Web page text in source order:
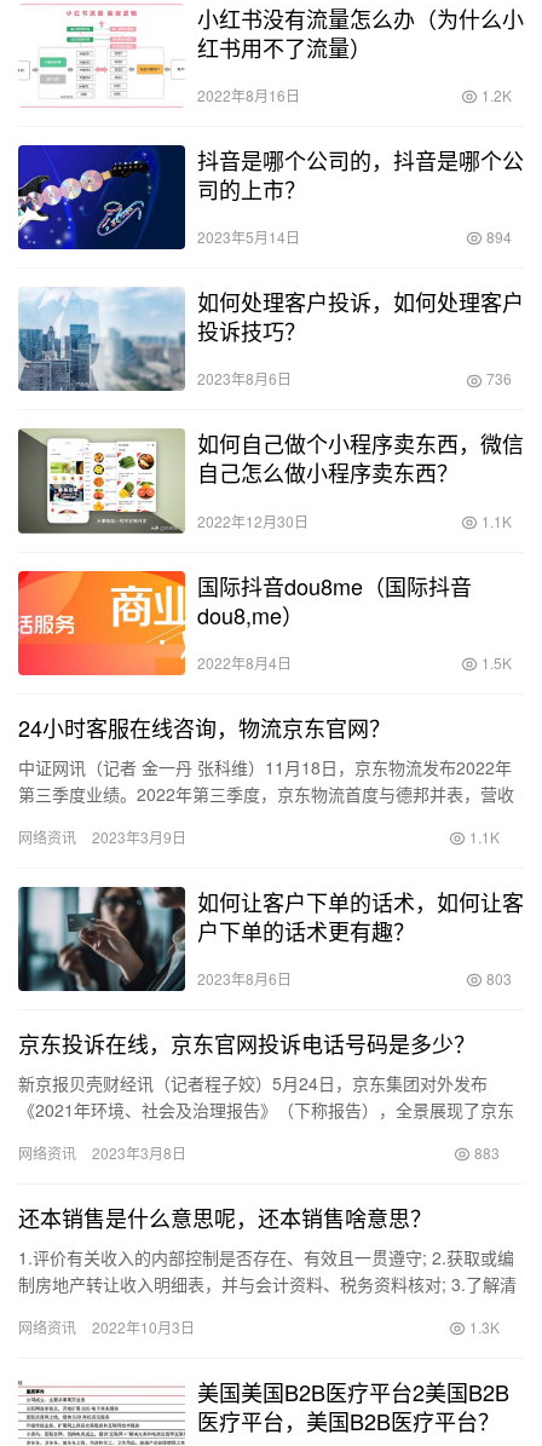
小红书没有流量怎么办（为什么小
红书用不了流量）
2022年8月16日 1.2K
抖音是哪个公司的，抖音是哪个公
司的上市？
2023年5月14日 894
如何处理客户投诉，如何处理客户
投诉技巧？
2023年8月6日 736
如何自己做个小程序卖东西，微信
自己怎么做小程序卖东西？
2022年12月30日 1.1K
国际抖音dou8me（国际抖音
dou8,me）
2022年8月4日 1.5K
24小时客服在线咨询，物流京东官网？
中证网讯（记者 金一丹 张科维）11月18日，京东物流发布2022年
第三季度业绩。2022年第三季度，京东物流首度与德邦并表，营收
网络资讯 2023年3月9日 1.1K
如何让客户下单的话术，如何让客
户下单的话术更有趣？
2023年8月6日 803
京东投诉在线，京东官网投诉电话号码是多少？
新京报贝壳财经讯（记者程子姣）5月24日，京东集团对外发布
《2021年环境、社会及治理报告》（下称报告），全景展现了京东
网络资讯 2023年3月8日 883
还本销售是什么意思呢，还本销售啥意思？
1.评价有关收入的内部控制是否存在、有效且一贯遵守; 2.获取或编
制房地产转让收入明细表，并与会计资料、税务资料核对; 3.了解清
网络资讯 2022年10月3日 1.3K
美国美国B2B医疗平台2美国B2B
医疗平台，美国B2B医疗平台？